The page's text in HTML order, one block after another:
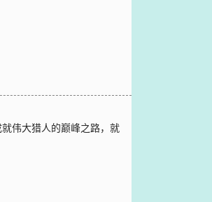
伟大猎人的巅峰之路，就